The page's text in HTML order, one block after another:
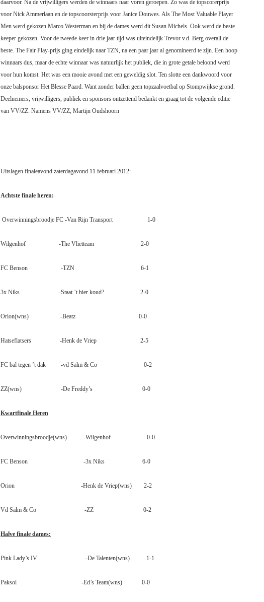
daarvoor. Na de vrijwilligers werden de winnaars naar voren geroepen. Zo was de topscorerprijs
voor Nick Ammerlaan en de topscoorsterprijs voor Janice Douwes. Als The Most Valuable Player
Men werd gekozen Marco Westerman en bij de dames werd dit Susan Michels. Ook werd de beste
keeper gekozen. Voor de tweede keer in drie jaar tijd was uiteindelijk Trevor v.d. Berg overall de
beste. The Fair Play-prijs ging eindelijk naar TZN, na een paar jaar al genomineerd te zijn. Een hoop
winnaars dus, maar de echte winnaar was natuurlijk het publiek, die in grote getale beloond werd
voor hun komst. Het was een mooie avond met een geweldig slot. Ten slotte een dankwoord voor
onze balsponsor Het Blesse Paard. Want zonder ballen geen topzaalvoetbal op Stompwijkse grond.
Deelnemers, vrijwilligers, publiek en sponsors ontzettend bedankt en graag tot de volgende editie
van VV/ZZ. Namens VV/ZZ, Martijn Oudshoorn
Uitslagen finaleavond zaterdagavond 11 februari 2012:
Achtste finale heren:
Overwinningsbroodje FC -Van Rijn Transport 1-0
Wilgenhof -The Vlietteam 2-0
FC Benson -TZN 6-1
3x Niks -Staat ’t bier koud? 2-0
Orion(wns) -Beatz 0-0
Hatseflatsers -Henk de Vriep 2-5
FC bal tegen ’t dak -vd Salm & Co 0-2
ZZ(wns) -De Freddy’s 0-0
Kwartfinale Heren
Overwinningsbroodje(wns) -Wilgenhof 0-0
FC Benson -3x Niks 6-0
Orion -Henk de Vriep(wns) 2-2
Vd Salm & Co -ZZ 0-2
Halve finale dames:
Pink Lady’s IV -De Talenten(wns) 1-1
Paksoi -Ed’s Team(wns) 0-0